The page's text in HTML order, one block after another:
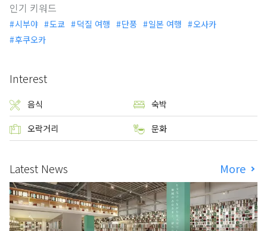
인기 키워드
시부야 도쿄 덕질 여행 단풍 일본 여행
오사카
후쿠오카
Interest
음식 숙박
오락거리 문화
Latest News More